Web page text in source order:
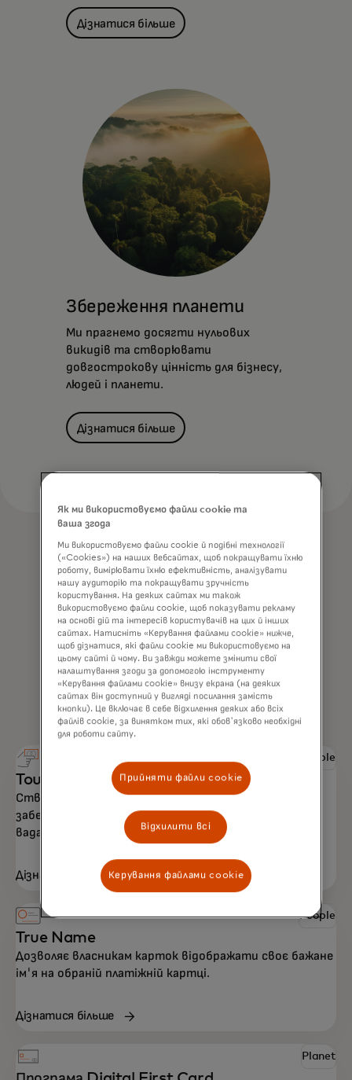
Дізнатися більше
Збереження планети
Ми прагнемо досягти нульових
викидів та створювати
довгострокову цінність для бізнесу,
людей і планети.
Дізнатися більше
People
Touch card
Створена з урахуванням доступності, щоб
забезпечити безпеку та незалежність для людей з
вадами зору.
Дізнатися більше
People
True Name
Дозволяє власникам карток відображати своє бажане
ім'я на обраній платіжній картці.
Дізнатися більше
Planet
Як ми використовуємо файли cookie та
ваша згода
Ми використовуємо файли cookie й подібні технології
(«Cookies») на наших вебсайтах, щоб покращувати їхню
роботу, вимірювати їхню ефективність, аналізувати
нашу аудиторію та покращувати зручність
користування. На деяких сайтах ми також
використовуємо файли cookie, щоб показувати рекламу
на основі дій та інтересів користувачів на цих й інших
сайтах. Натисніть «Керування файлами cookie» нижче,
щоб дізнатися, які файли cookie ми використовуємо на
цьому сайті й чому. Ви завжди можете змінити свої
налаштування згоди за допомогою інструменту
«Керування файлами cookie» внизу екрана (на деяких
сайтах він доступний у вигляді посилання замість
кнопки). Це включає в себе відхилення деяких або всіх
файлів cookie, за винятком тих, які обов'язково необхідні
для роботи сайту.
Прийняти файли cookie
Відхилити всі
Керування файлами cookie